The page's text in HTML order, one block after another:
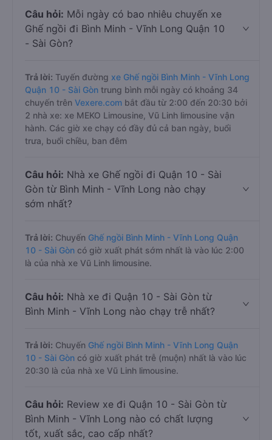
Câu hỏi: Mỗi ngày có bao nhiêu chuyến xe
Ghế ngồi đi Bình Minh - Vĩnh Long Quận 10
- Sài Gòn?
Trả lời: Tuyến đường xe Ghế ngồi Bình Minh - Vĩnh Long
Quận 10 - Sài Gòn trung bình mỗi ngày có khoảng 34
chuyến trên Vexere.com bắt đầu từ 2:00 đến 20:30 bởi
2 nhà xe: xe MEKO Limousine, Vũ Linh limousine vận
hành. Các giờ xe chạy có đầy đủ cả ban ngày, buổi
trưa, buổi chiều, ban đêm
Câu hỏi: Nhà xe Ghế ngồi đi Quận 10 - Sài
Gòn từ Bình Minh - Vĩnh Long nào chạy
sớm nhất?
Trả lời: Chuyến Ghế ngồi Bình Minh - Vĩnh Long Quận
10 - Sài Gòn có giờ xuất phát sớm nhất là vào lúc 2:00
là của nhà xe Vũ Linh limousine.
Câu hỏi: Nhà xe đi Quận 10 - Sài Gòn từ
Bình Minh - Vĩnh Long nào chạy trễ nhất?
Trả lời: Chuyến Ghế ngồi Bình Minh - Vĩnh Long Quận
10 - Sài Gòn có giờ xuất phát trễ (muộn) nhất là vào lúc
20:30 là của nhà xe Vũ Linh limousine.
Câu hỏi: Review xe đi Quận 10 - Sài Gòn từ
Bình Minh - Vĩnh Long nào có chất lượng
tốt, xuất sắc, cao cấp nhất?